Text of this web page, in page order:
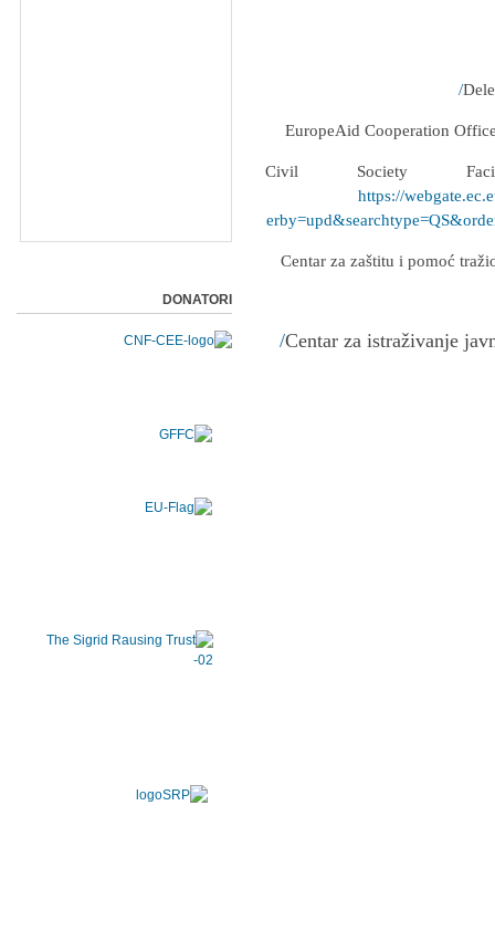
https://
DONATORI